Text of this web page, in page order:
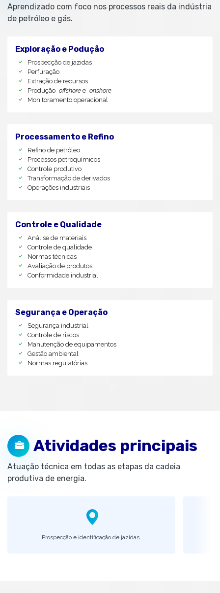
Aprendizado com foco nos processos reais da indústria
de petróleo e gás.
Exploração e Podução
Prospecção de jazidas
Perfuração
Extração de recursos
Produção offshore e onshore
Monitoramento operacional
Processamento e Refino
Refino de petróleo
Processos petroquímicos
Controle produtivo
Transformação de derivados
Operações industriais
Controle e Qualidade
Análise de materiais
Controle de qualidade
Normas técnicas
Avaliação de produtos
Conformidade industrial
Segurança e Operação
Segurança industrial
Controle de riscos
Manutenção de equipamentos
Gestão ambiental
Normas regulatórias
Atividades principais
Atuação técnica em todas as etapas da cadeia
produtiva de energia.
Prospecção e identificação de jazidas.